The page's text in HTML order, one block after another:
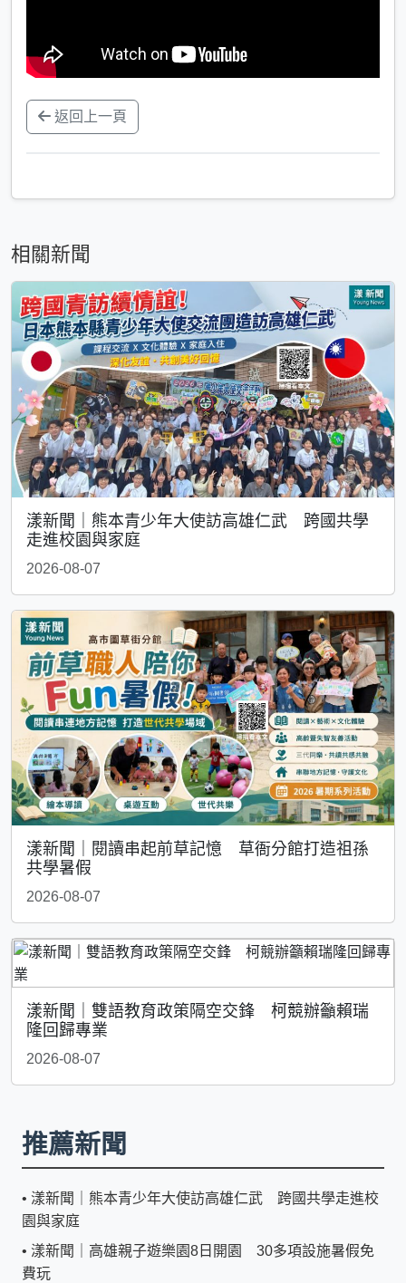
返回上一頁
相關新聞
漾新聞｜熊本青少年大使訪高雄仁武 跨國共學
走進校園與家庭
2026-08-07
漾新聞｜閱讀串起前草記憶 草衙分館打造祖孫
共學暑假
2026-08-07
漾新聞｜雙語教育政策隔空交鋒 柯競辦籲賴瑞
隆回歸專業
2026-08-07
推薦新聞
• 漾新聞｜熊本青少年大使訪高雄仁武 跨國共學走進校
園與家庭
• 漾新聞｜高雄親子遊樂園8日開園 30多項設施暑假免
費玩